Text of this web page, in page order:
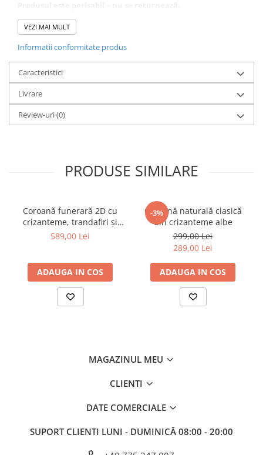
Produsul final poate suferi mici modificări în funcție de sezon și
stocul disponibil.
VEZI MAI MULT
Informatii conformitate produs
Caracteristici
Livrare
Review-uri(0)
PRODUSE SIMILARE
Coroană funerară 2D cu
crizanteme, trandafiri și
crin imperial
589,00 Lei
ADAUGA IN COS
-3%
Coroană naturală clasică
din crizanteme albe
299,00 Lei
289,00 Lei
ADAUGA IN COS
MAGAZINUL MEU
CLIENTI
DATE COMERCIALE
SUPORT CLIENTI LUNI - DUMINICĂ 08:00 - 20:00